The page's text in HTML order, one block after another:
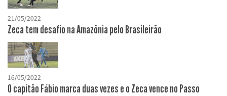
21/05/2022
Zeca tem desafio na Amazônia pelo Brasileirão
16/05/2022
O capitão Fábio marca duas vezes e o Zeca vence no Passo